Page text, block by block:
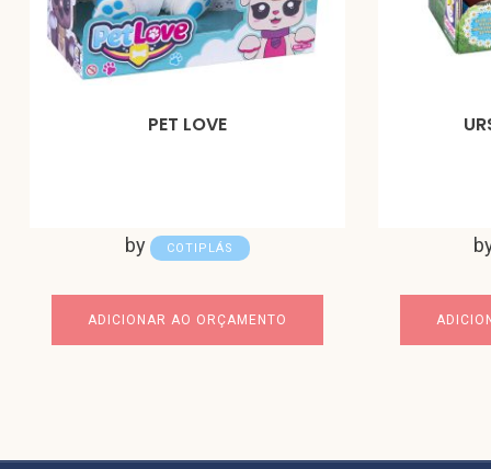
PET LOVE
by COTIPLÁS
ADICIONAR AO ORÇAMENTO